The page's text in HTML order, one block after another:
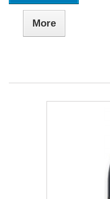
More